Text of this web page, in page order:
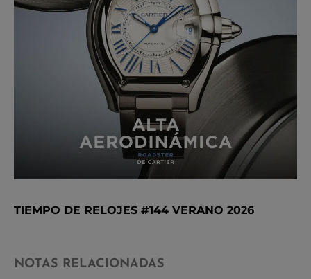
TIEMPO DE RELOJES #144 VERANO 2026
NOTAS RELACIONADAS